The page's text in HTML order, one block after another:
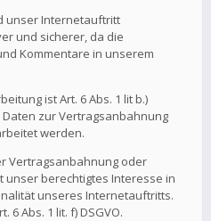
unser Internetauftritt
und sicherer, da die
Kommentare in unserem
ist Art. 6 Abs. 1 lit b.)
zur Vertragsanbahnung
werden.
Vertragsanbahnung oder
unser berechtigtes Interesse in
unseres Internetauftritts.
6 Abs. 1 lit. f) DSGVO.